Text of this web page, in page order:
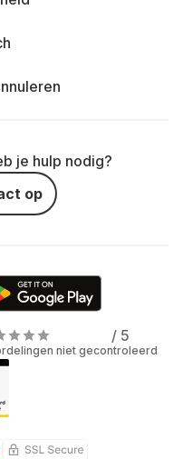
je hulp nodig?
op
/ 5
niet gecontroleerd